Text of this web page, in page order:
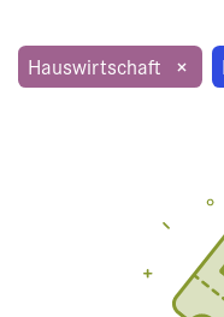
Hauswirtschaft ×